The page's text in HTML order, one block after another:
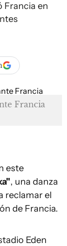
Francia en
Francia
este
, una danza
reclamar el
de Francia.
Eden